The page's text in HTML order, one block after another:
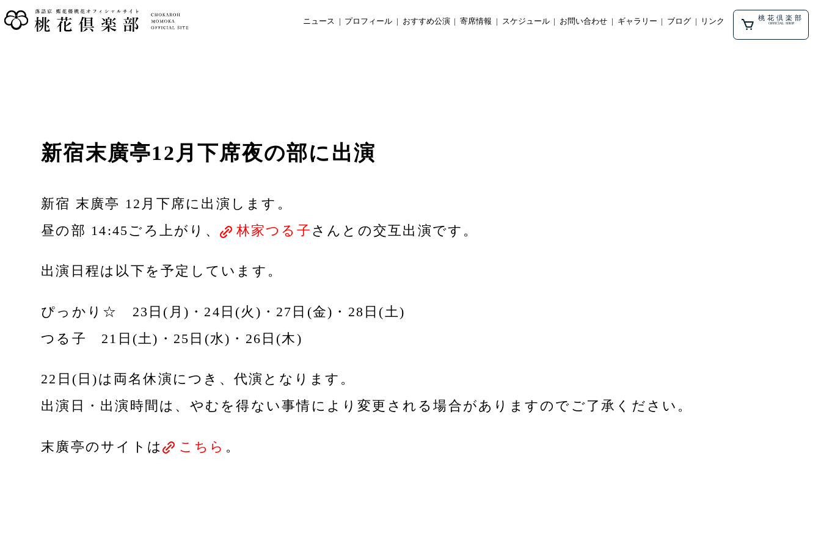
ニュース プロフィール おすすめ公演 寄席情報 スケジュール お問い合わせ ギャラリー ブログ リンク 桃花倶楽部
OFFICIAL SHOP
新宿末廣亭12月下席夜の部に出演
新宿 末廣亭 12月下席に出演します。
昼の部 14:45ごろ上がり、
林家つる子 さんとの交互出演です。
出演日程は以下を予定しています。
ぴっかり☆ 23日(月)・24日(火)・27日(金)・28日(土)
つる子 21日(土)・25日(水)・26日(木)
22日(日)は両名休演につき、代演となります。
出演日・出演時間は、やむを得ない事情により変更される場合がありますのでご了承ください。
末廣亭のサイトは こちら 。